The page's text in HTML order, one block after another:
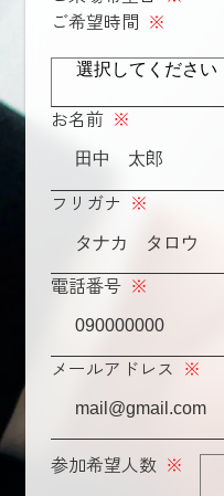
ご希望時間 ※
お名前 ※
フリガナ ※
電話番号 ※
メールアドレス ※
参加希望人数 ※